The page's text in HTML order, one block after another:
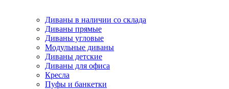
Диваны в наличии со склада
Диваны прямые
Диваны угловые
Модульные диваны
Диваны детские
Диваны для офиса
Кресла
Пуфы и банкетки